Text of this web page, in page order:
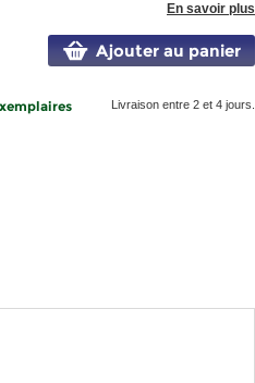
En savoir plus
Ajouter au panier
Livraison entre 2 et 4 jours.